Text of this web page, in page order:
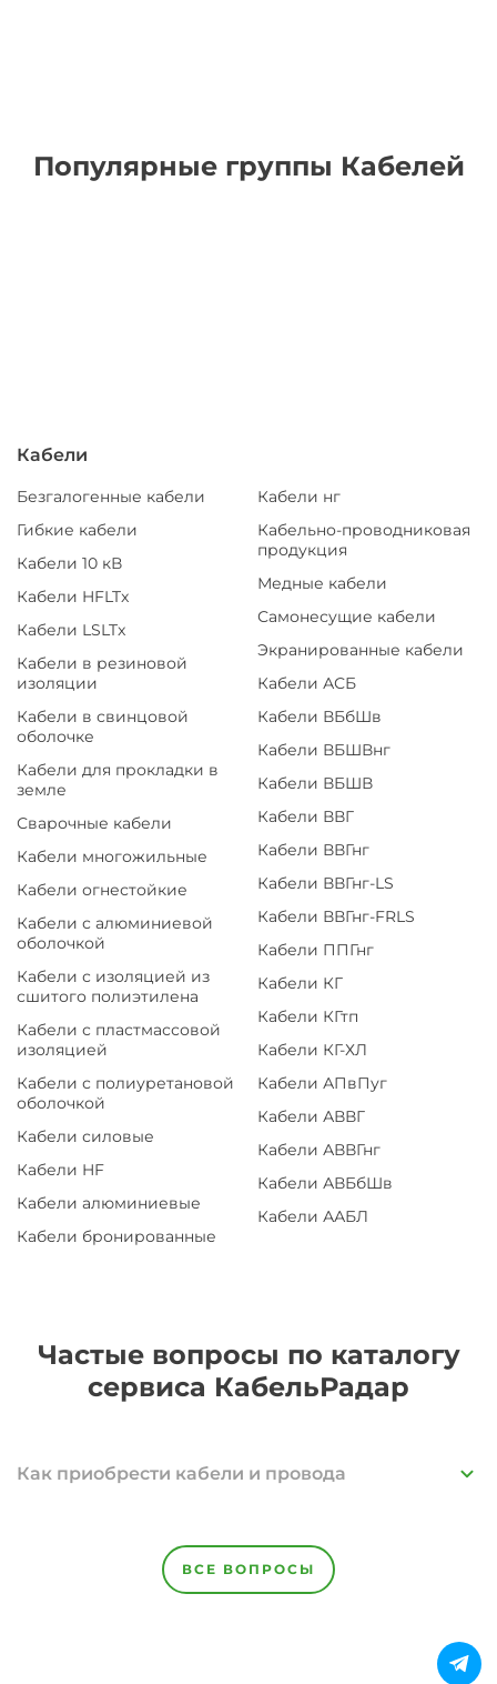
Популярные группы Кабелей
Кабели
Безгалогенные кабели
Гибкие кабели
Кабели 10 кВ
Кабели HFLTx
Кабели LSLTx
Кабели в резиновой
изоляции
Кабели в свинцовой
оболочке
Кабели для прокладки в
земле
Сварочные кабели
Кабели многожильные
Кабели огнестойкие
Кабели с алюминиевой
оболочкой
Кабели с изоляцией из
сшитого полиэтилена
Кабели с пластмассовой
изоляцией
Кабели с полиуретановой
оболочкой
Кабели силовые
Кабели HF
Кабели алюминиевые
Кабели бронированные
Кабели нг
Кабельно-проводниковая
продукция
Медные кабели
Самонесущие кабели
Экранированные кабели
Кабели АСБ
Кабели ВБбШв
Кабели ВБШВнг
Кабели ВБШВ
Кабели ВВГ
Кабели ВВГнг
Кабели ВВГнг-LS
Кабели ВВГнг-FRLS
Кабели ППГнг
Кабели КГ
Кабели КГтп
Кабели КГ-ХЛ
Кабели АПвПуг
Кабели АВВГ
Кабели АВВГнг
Кабели АВБбШв
Кабели ААБЛ
Частые вопросы по каталогу
сервиса КабельРадар
Как приобрести кабели и провода
ВСЕ ВОПРОСЫ